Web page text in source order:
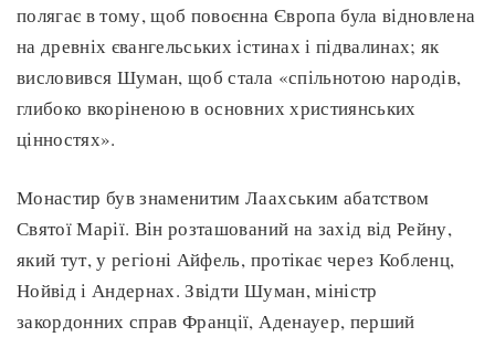
полягає в тому, щоб повоєнна Європа була відновлена
на древніх євангельських істинах і підвалинах; як
висловився Шуман, щоб стала «спільнотою народів,
глибоко вкоріненою в основних християнських
цінностях».
Монастир був знаменитим Лаахським абатством
Святої Марії. Він розташований на захід від Рейну,
який тут, у регіоні Айфель, протікає через Кобленц,
Нойвід і Андернах. Звідти Шуман, міністр
закордонних справ Франції, Аденауер, перший